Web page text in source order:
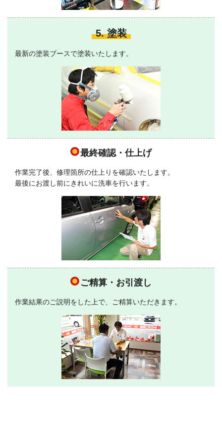
5. 塗装
最新の塗装ブースで塗装いたします。
最終確認・仕上げ
作業完了後、修理箇所の仕上りを確認いたします。
最後にお渡し前にきれいに洗車を行います。
ご精算・お引渡し
作業結果のご説明をした上で、ご精算いただきます。